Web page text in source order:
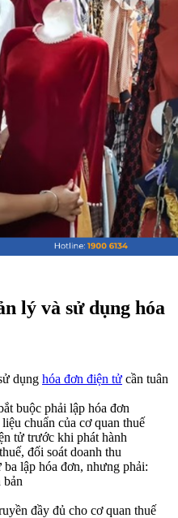
lý và sử dụng hóa
dụng hóa đơn điện tử cần tuân
buộc phải lập hóa đơn
chuẩn của cơ quan thuế
tử trước khi phát hành
đối soát doanh thu
lập hóa đơn, nhưng phải:
bản
đầy đủ cho cơ quan thuế